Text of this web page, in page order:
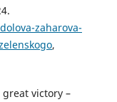
zaharova-
,
victory –